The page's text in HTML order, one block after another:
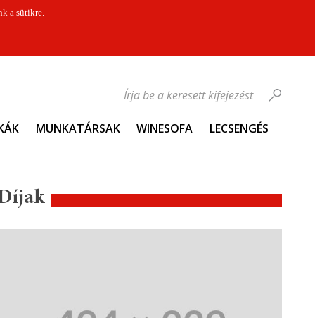
a sütikre.
MUNKATÁRSAK WINESOFA LECSENGÉS
Írja be a keresett kifejezést